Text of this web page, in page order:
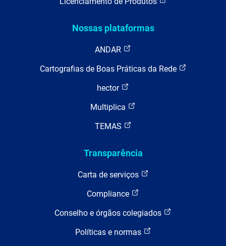
Nossas plataformas
ANDAR
Cartografias de Boas Práticas da Rede
hector
Multiplica
TEMAS
Transparência
Carta de serviços
Compliance
Conselho e órgãos colegiados
Políticas e normas